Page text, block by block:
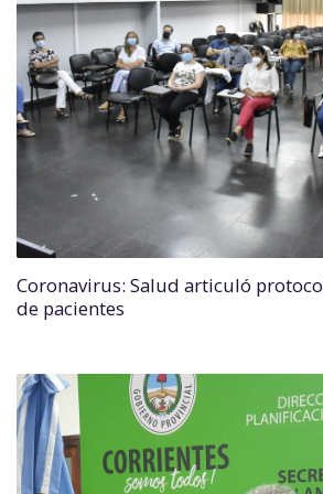
Coronavirus: Salud articuló
de pacientes